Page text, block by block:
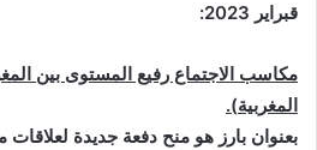
قبراير 2023
:
مكاسب الاجتماع رفيع المستوى بين
المغربية).
بعنوان بارز هو منح دفعة جديدة لعلاقات